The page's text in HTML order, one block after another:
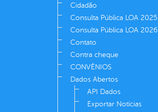
Cidadão
Consulta Pública LOA 2025
Consulta Pública LOA 2026
Contato
Contra cheque
CONVÊNIOS
Dados Abertos
API Dados
Exportar Notícias